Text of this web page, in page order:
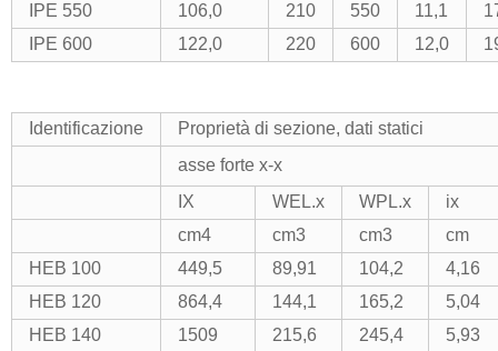
IPE 550
106,0 210 550 11,1
IPE 600
122,0 220 600 12,0
Identificazione
Proprietà di sezione, dati statici
asse forte x-x
IX
WEL.x WPL.x
ix
cm4
cm3 cm3
cm
HEB 100
449,5 89,91 104,2
4,16
HEB 120
864,4 144,1 165,2
5,04
HEB 140
1509 215,6 245,4
5,93